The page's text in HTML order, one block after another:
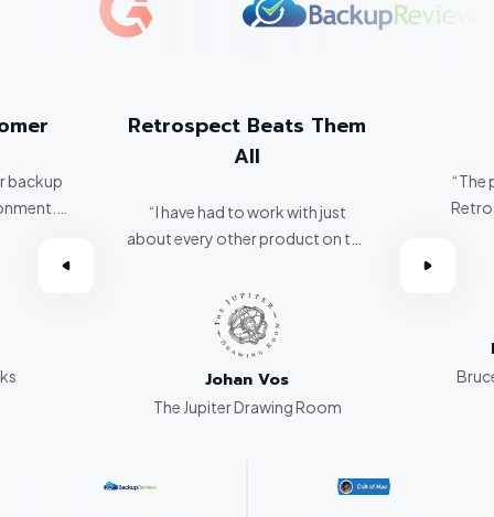
backup
Retrospect Beats Them
All
“I have had to work with just
about every other product on the
all hands down.”
Johan Vos
The Jupiter Drawing Room
“The